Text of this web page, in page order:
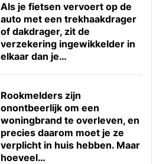
Als je fietsen vervoert op de
auto met een trekhaakdrager
of dakdrager, zit de
verzekering ingewikkelder in
elkaar dan je…
Rookmelders zijn
onontbeerlijk om een
woningbrand te overleven, en
precies daarom moet je ze
verplicht in huis hebben. Maar
hoeveel…